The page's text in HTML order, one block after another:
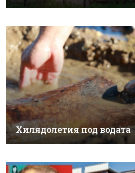
Хилядолетия под водата